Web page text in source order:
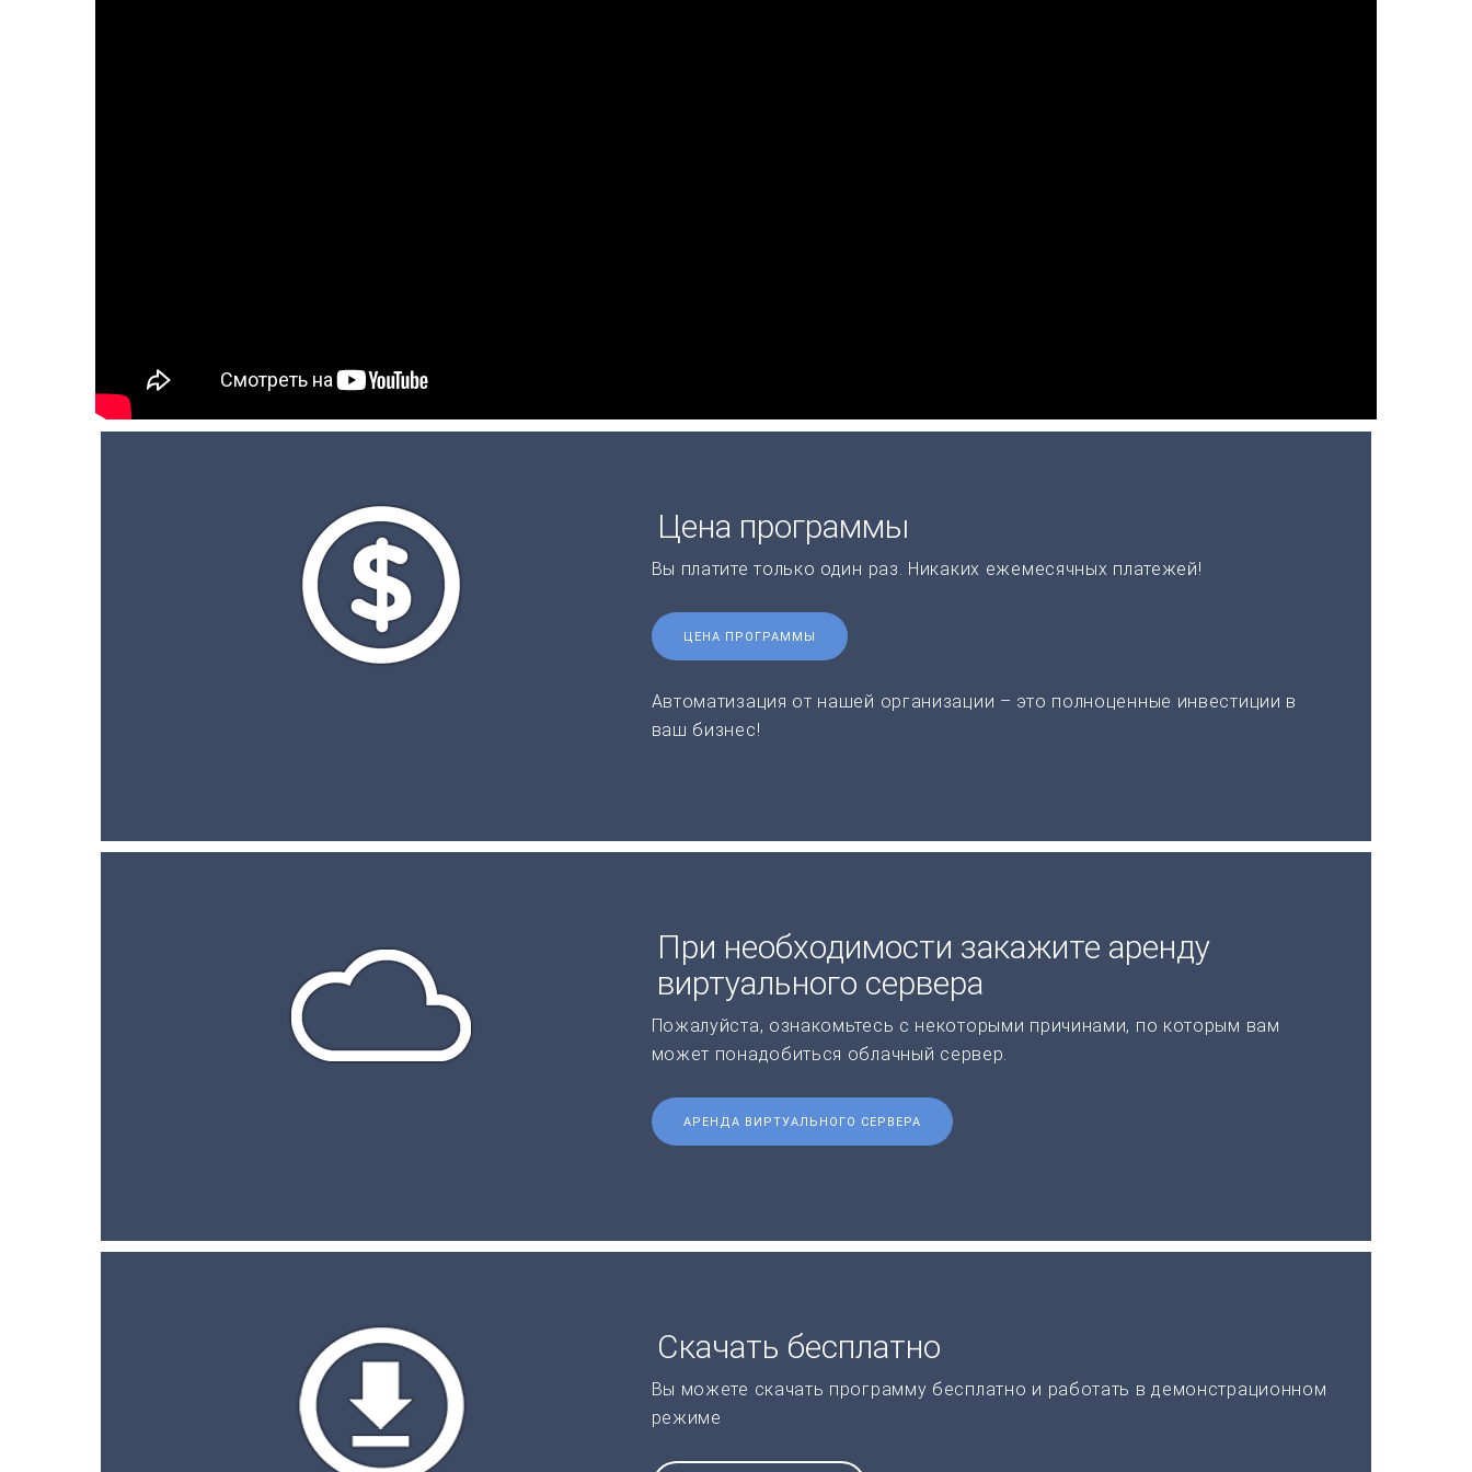
Цена программы
Вы платите только один раз. Никаких ежемесячных платежей!
ЦЕНА ПРОГРАММЫ
Автоматизация от нашей организации – это полноценные инвестиции в
ваш бизнес!
При необходимости закажите аренду
виртуального сервера
Пожалуйста, ознакомьтесь с некоторыми причинами, по которым вам
может понадобиться облачный сервер.
АРЕНДА ВИРТУАЛЬНОГО СЕРВЕРА
Скачать бесплатно
Вы можете скачать программу бесплатно и работать в демонстрационном
режиме